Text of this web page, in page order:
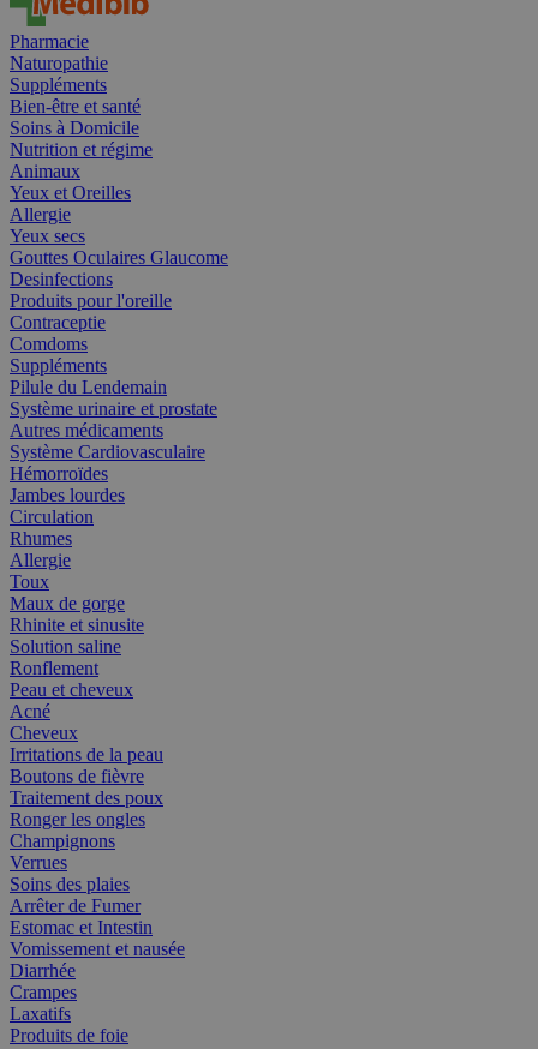
Pharmacie
Naturopathie
Suppléments
Bien-être et santé
Soins à Domicile
Nutrition et régime
Animaux
Yeux et Oreilles
Allergie
Yeux secs
Gouttes Oculaires Glaucome
Desinfections
Produits pour l'oreille
Contraceptie
Comdoms
Suppléments
Pilule du Lendemain
Système urinaire et prostate
Autres médicaments
Système Cardiovasculaire
Hémorroïdes
Jambes lourdes
Circulation
Rhumes
Allergie
Toux
Maux de gorge
Rhinite et sinusite
Solution saline
Ronflement
Peau et cheveux
Acné
Cheveux
Irritations de la peau
Boutons de fièvre
Traitement des poux
Ronger les ongles
Champignons
Verrues
Soins des plaies
Arrêter de Fumer
Estomac et Intestin
Vomissement et nausée
Diarrhée
Crampes
Laxatifs
Produits de foie